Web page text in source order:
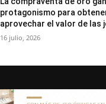
protagonismo para
aprovechar el valor de las
16 julio, 2026